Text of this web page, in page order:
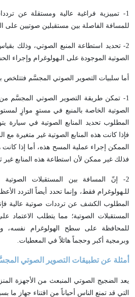
1- تمييزية فراغية عالية ومستقلة عن
للمسافة الفاصلة بين مستقبلين صوتيين على
2- تحديد استطاعة المنبع الصوتي، وذلك
الصوتية الموجودة على الـهولوغرام وإجراء
أما سلبيات التصوير الصوتي المجسَّم فتتلخص
1- تمكن طريقة التصوير الصوتي المجسَّم
الصوتية الخاصة بالمنبع في مستوٍ موازٍ
المطلوب تحديد المنابع الصوتية في
الممكن إجراء عملية المسح هذه، أما إذا كانت
فذلك غير ممكن لأن استطاعة هذه المنابع غير
2- إنّ المسافة بين المستقبلات الصوتية
للـهولوغرام فقط، وإنما تحدد أيضاً التردد
المطلوب الكشف عن ترددات صوتية عالية
المستقبلات الصوتية؛ مما يتطلب الاعتماد
للمحافظة على سطح الهولوغرام نفسه،
وبرمجية أكبر وحجماً هائلاً في المعطيات.
أمثلة عن تطبيقات التصوير الصوتي
يعد الضجيج الصوتي المنبعث من الأجهزة
التي قد تمنع الناس أحياناً من اقتناء جهاز